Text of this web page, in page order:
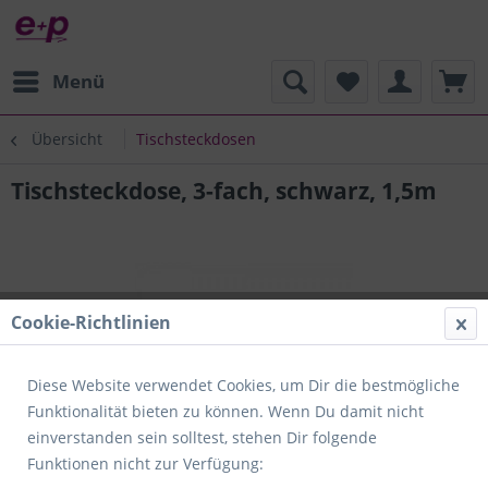
Menü
Übersicht Tischsteckdosen
Tischsteckdose, 3-fach, schwarz, 1,5m
Cookie-Richtlinien
Diese Website verwendet Cookies, um Dir die bestmögliche
Funktionalität bieten zu können. Wenn Du damit nicht
einverstanden sein solltest, stehen Dir folgende
Funktionen nicht zur Verfügung: